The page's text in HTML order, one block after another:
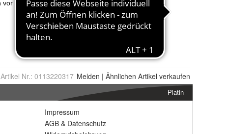
Artikel Nr.: 0113220317 Melden | Ähnlichen Artikel verkaufen
Platin
Impressum
AGB & Datenschutz